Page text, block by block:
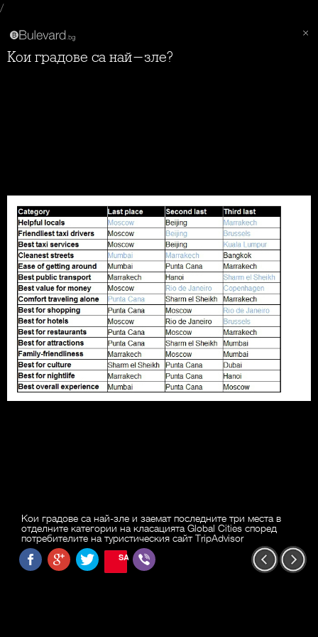
/
Кои градове са най-зле?
Кои градове са най-зле и заемат последните три места в
отделните категории на класацията Global Cities според
потребителите на туристическия сайт TripAdvisor
SAVE